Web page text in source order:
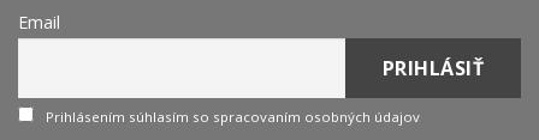
Email
Prihlásením súhlasím so spracovaním osobných údajov